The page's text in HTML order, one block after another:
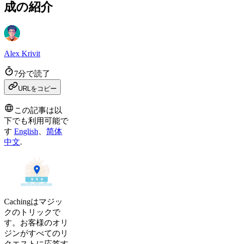
成の紹介
Alex Krivit
7分で読了
URLをコピー
この記事は以
下でも利用可能で
す English
简体
中文.
Cachingはマジッ
クのトリックで
す。お客様のオリ
ジンがすべてのリ